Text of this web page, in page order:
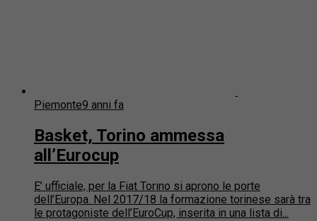
Piemonte9 anni fa
Basket, Torino ammessa
all’Eurocup
E’ ufficiale, per la Fiat Torino si aprono le porte
dell’Europa. Nel 2017/18 la formazione torinese sarà tra
le protagoniste dell’EuroCup, inserita in una lista di...